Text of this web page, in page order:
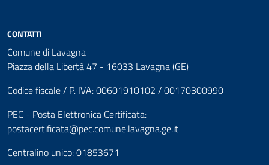
CONTATTI
Comune di Lavagna
Piazza della Libertà 47 - 16033 Lavagna (GE)
Codice fiscale / P. IVA: 00601910102 / 00170300990
PEC - Posta Elettronica Certificata:
postacertificata@pec.comune.lavagna.ge.it
Centralino unico: 01853671